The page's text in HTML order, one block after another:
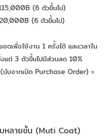
(6 ตัวขึ้นไป)
(6 ตัวขึ้นไป)
เพื่อใช้งาน 1 ครั้งได้ และเวลาใน
แต่ 3 ตัวขึ้นไปมีส่วนลด 10%
นับจากเปิด Purchase Order) =
หลายชั้น (Muti Coat)